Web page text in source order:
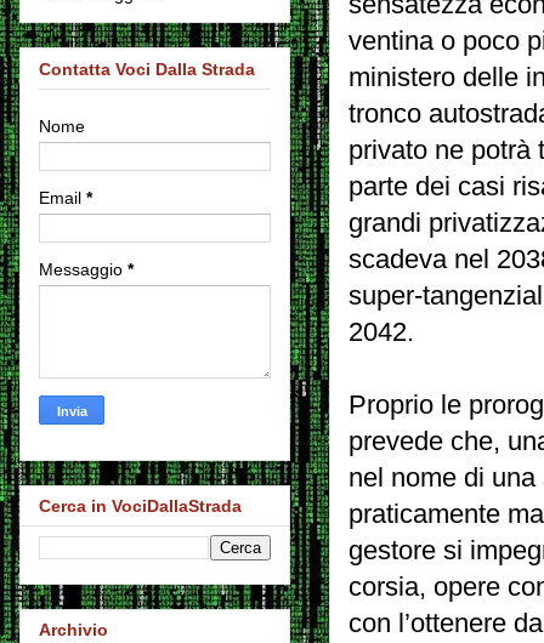
ventina o poco
ministero delle
tronco
privato ne potrà
parte dei casi
grandi
scadeva nel
super-
2042.
Proprio le
prevede che,
nel nome di
praticamente
gestore si
corsia, opere
con l’ottenere
Contatta Voci Dalla Strada
Nome
Email *
Messaggio *
Cerca in VociDallaStrada
Archivio